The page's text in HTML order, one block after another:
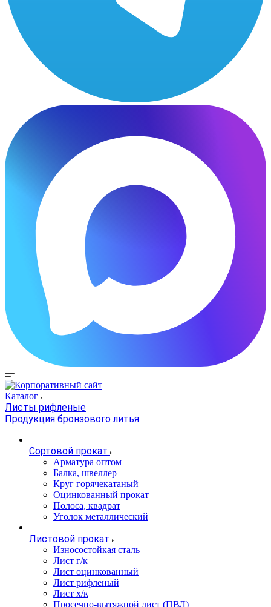
Каталог
Листы рифленые
Продукция бронзового литья
Сортовой прокат
Арматура оптом
Балка, швеллер
Круг горячекатаный
Оцинкованный прокат
Полоса, квадрат
Уголок металлический
Листовой прокат
Износостойкая сталь
Лист г/к
Лист оцинкованный
Лист рифленый
Лист х/к
Просечно-вытяжной лист (ПВЛ)